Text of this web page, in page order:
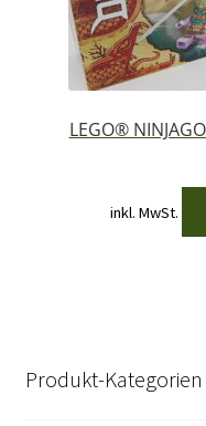
LEGO®
inkl. MwSt.
Produkt-Kategorien